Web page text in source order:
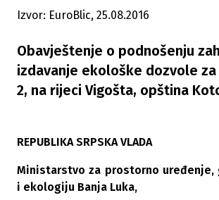
Izvor: EuroBlic, 25.08.2016
Obavještenje o podnošenju
izdavanje ekološke dozvole za
2, na rijeci Vigošta, opština
REPUBLIKA SRPSKA VLADA
Ministarstvo za prostorno uređenje,
i ekologiju Banja Luka,